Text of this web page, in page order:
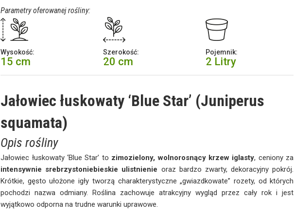
Parametry oferowanej rośliny:
Wysokość:
15 cm
Szerokość:
20 cm
Pojemnik:
2 Litry
Jałowiec łuskowaty ‘Blue Star’ (Juniperus
squamata)
Opis rośliny
Jałowiec łuskowaty ‘Blue Star’ to zimozielony, wolnorosnący krzew iglasty, ceniony za
intensywnie srebrzystoniebieskie ulistnienie oraz bardzo zwarty, dekoracyjny pokrój.
Krótkie, gęsto ułożone igły tworzą charakterystyczne „gwiazdkowate” rozety, od których
pochodzi nazwa odmiany. Roślina zachowuje atrakcyjny wygląd przez cały rok i jest
wyjątkowo odporna na trudne warunki uprawowe.